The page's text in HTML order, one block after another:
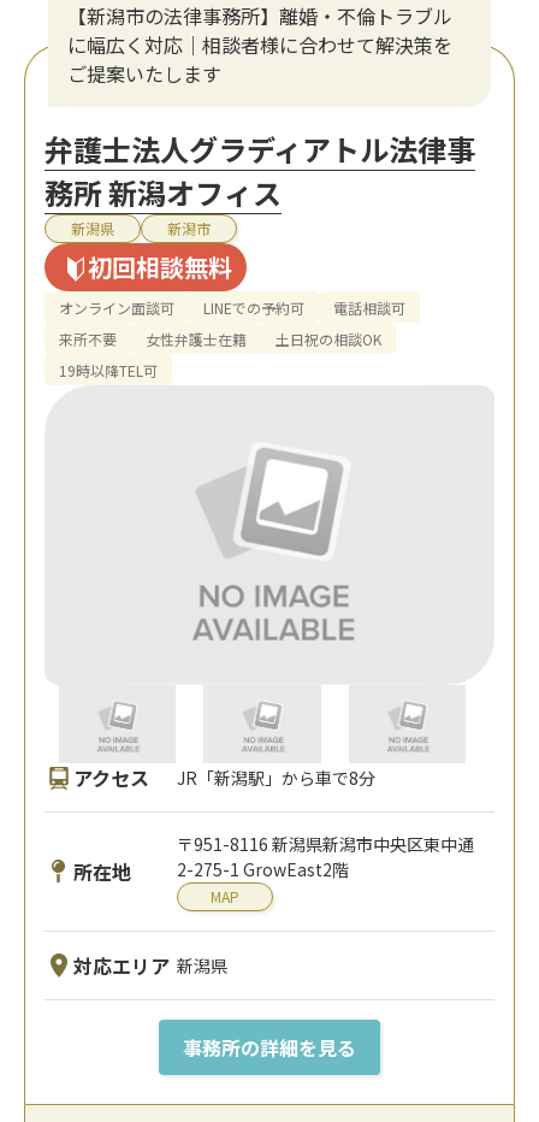
【新潟市の法律事務所】離婚・不倫トラブル
に幅広く対応｜相談者様に合わせて解決策を
ご提案いたします
弁護士法人グラディアトル法律事
務所 新潟オフィス
新潟県 新潟市
初回相談無料
オンライン面談可 LINEでの予約可
電話相談可
来所不要
女性弁護士在籍
土日祝の相談OK
19時以降TEL可
アクセス JR「新潟駅」から車で8分
所在地
〒951-8116 新潟県新潟市中央区東中通
2-275-1 GrowEast2階
MAP
対応エリア 新潟県
事務所の詳細を見る